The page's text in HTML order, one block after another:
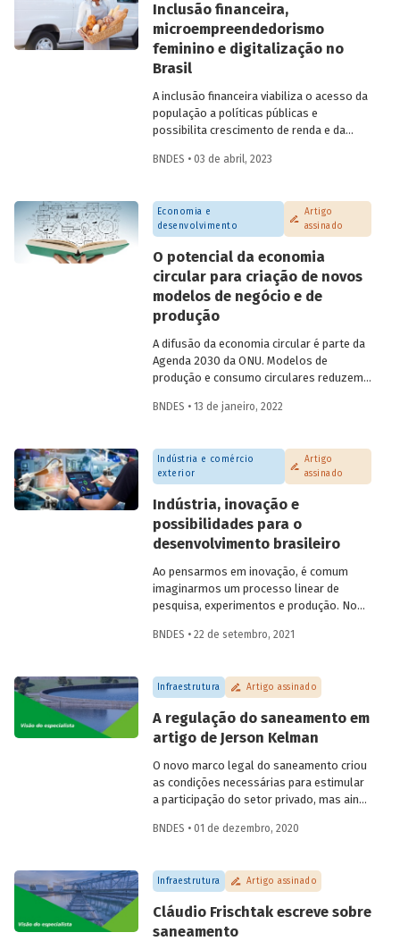
em 1953, ponto máximo da campanha “o
petróleo é nosso”. Essa, porém, é uma
visão simplificada da nossa história. Saiba
mais sobre a pluralidade de ideias
da economista e assessora da
Presidência do BNDES Lavinia Barros de
Castro.
Inclusão financeira,
microempreendedorismo
feminino e digitalização no
Brasil
A inclusão financeira viabiliza o acesso da
população a políticas públicas e
possibilita crescimento de renda e da
acesso a serviços financeiros no Brasil
desigualdades presentes na sociedade.
Este artigo, assinado por Helena Tenório,
faz um breve diagnóstico desse tema e
aponta possíveis efeitos positivos
decorrentes da digitalização financeira,
com atenção especial à participação das
mulheres.
BNDES • 03 de abril, 2023
Economia e
desenvolvimento
Artigo
assinado
O potencial da economia
circular para criação de novos
modelos de negócio e de
produção
A difusão da economia circular é parte da
Agenda 2030 da ONU. Modelos de
produção e consumo circulares reduzem
naturais não renováveis, auxiliando ainda
da produção de resíduos. Confira um
resumo do estudo produzido por
analistas do BNDES, que é parte de
publicação sobre economia circular a ser
lançada em fevereiro.
BNDES • 13 de janeiro, 2022
Indústria e comércio
exterior
Artigo
assinado
Indústria, inovação e
possibilidades para o
desenvolvimento brasileiro
Ao pensarmos em inovação, é comum
imaginarmos um processo linear de
pesquisa, experimentos e produção. No
do conhecimento acumulado em
Cristina Costa, economista do BNDES,
trata neste artigo da relação da inovação
oportunidades, estratégias e
possibilidades de fomento ao tema.
BNDES • 22 de setembro, 2021
Infraestrutura Artigo assinado
A regulação do saneamento em
artigo de Jerson Kelman
O novo marco legal do saneamento criou
as condições necessárias para estimular
a participação do setor privado, mas ainda
garantam a boa regulação dos serviços
Desenvolvimento, o especialista Jerson
Kelman explica o papel atribuído à
Agência Nacional de Aguas (ANA) e
esclarece como ela pode influenciar na
expansão dos investimentos e do acesso
BNDES • 01 de dezembro, 2020
Infraestrutura Artigo assinado
Cláudio Frischtak escreve sobre
saneamento